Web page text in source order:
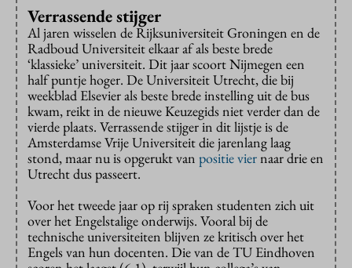
Verrassende stijger
Al jaren wisselen de Rijksuniversiteit Groningen en de
Radboud Universiteit elkaar af als beste brede
‘klassieke’ universiteit. Dit jaar scoort Nijmegen een
half puntje hoger. De Universiteit Utrecht, die bij
weekblad Elsevier als beste brede instelling uit de bus
kwam, reikt in de nieuwe Keuzegids niet verder dan de
vierde plaats. Verrassende stijger in dit lijstje is de
Amsterdamse Vrije Universiteit die jarenlang laag
stond, maar nu is opgerukt van positie viernaar drie en
Utrecht dus passeert.
Voor het tweede jaar op rij spraken studenten zich uit
over het Engelstalige onderwijs. Vooral bij de
technische universiteiten blijven ze kritisch over het
Engels van hun docenten. Die van de TU Eindhoven